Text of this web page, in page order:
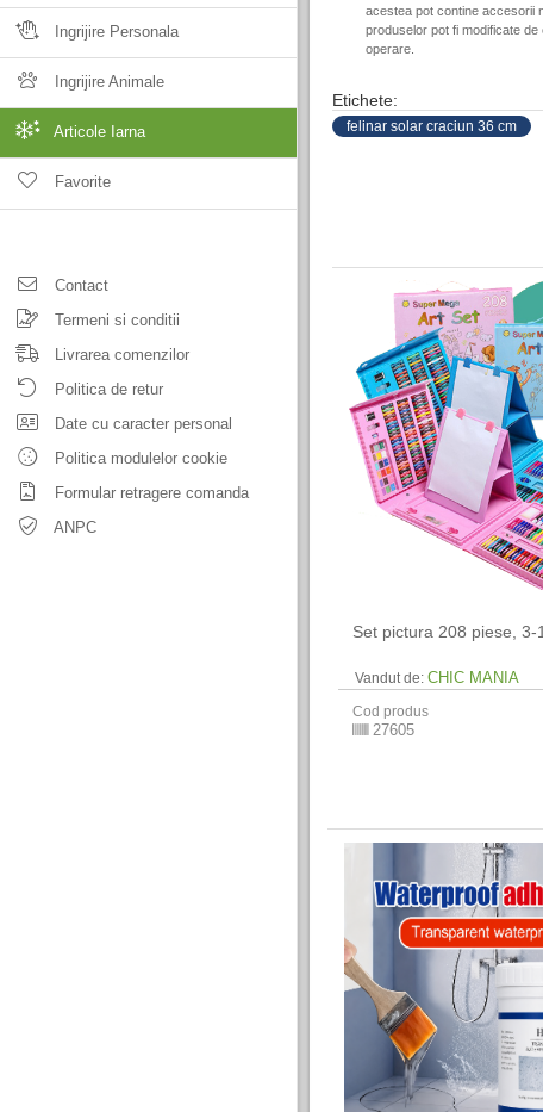
Ingrijire Personala
Ingrijire Animale
Articole Iarna
Favorite
Contact
Termeni si conditii
Livrarea comenzilor
Politica de retur
Date cu caracter personal
Politica modulelor cookie
Formular retragere comanda
ANPC
acestea pot contine accesorii
produselor pot fi modificate
operare.
Etichete:
felinar solar craciun 36 cm
Set pictura 208 piese, 3-
Vandut de: CHIC MANIA
Cod produs
27605